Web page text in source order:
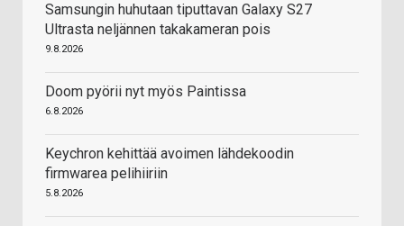
Samsungin huhutaan tiputtavan Galaxy S27
Ultrasta neljännen takakameran pois
9.8.2026
Doom pyörii nyt myös Paintissa
6.8.2026
Keychron kehittää avoimen lähdekoodin
firmwarea pelihiiriin
5.8.2026